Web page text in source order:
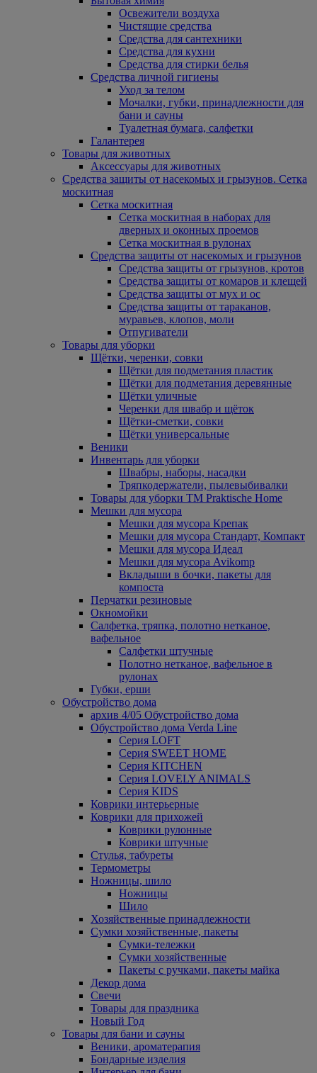
Освежители воздуха
Чистящие средства
Средства для сантехники
Средства для кухни
Средства для стирки белья
Средства личной гигиены
Уход за телом
Мочалки, губки, принадлежности для
бани и сауны
Туалетная бумага, салфетки
Галантерея
Товары для животных
Аксессуары для животных
Средства защиты от насекомых и грызунов. Сетка
москитная
Сетка москитная
Сетка москитная в наборах для
дверных и оконных проемов
Сетка москитная в рулонах
Средства защиты от насекомых и грызунов
Средства защиты от грызунов, кротов
Средства защиты от комаров и клещей
Средства защиты от мух и ос
Средства защиты от тараканов,
муравьев, клопов, моли
Отпугиватели
Товары для уборки
Щётки, черенки, совки
Щётки для подметания пластик
Щётки для подметания деревянные
Щётки уличные
Черенки для швабр и щёток
Щётки-сметки, совки
Щётки универсальные
Веники
Инвентарь для уборки
Швабры, наборы, насадки
Тряпкодержатели, пылевыбивалки
Товары для уборки ТМ Praktische Home
Мешки для мусора
Мешки для мусора Крепак
Мешки для мусора Стандарт, Компакт
Мешки для мусора Идеал
Мешки для мусора Avikomp
Вкладыши в бочки, пакеты для
компоста
Перчатки резиновые
Окномойки
Салфетка, тряпка, полотно нетканое,
вафельное
Салфетки штучные
Полотно нетканое, вафельное в
рулонах
Губки, ерши
Обустройство дома
архив 4/05 Обустройство дома
Обустройство дома Verda Line
Серия LOFT
Серия SWEET HOME
Серия KITCHEN
Серия LOVELY ANIMALS
Серия KIDS
Коврики интерьерные
Коврики для прихожей
Коврики рулонные
Коврики штучные
Стулья, табуреты
Термометры
Ножницы, шило
Ножницы
Шило
Хозяйственные принадлежности
Сумки хозяйственные, пакеты
Сумки-тележки
Сумки хозяйственные
Пакеты с ручками, пакеты майка
Декор дома
Свечи
Товары для праздника
Новый Год
Товары для бани и сауны
Веники, ароматерапия
Бондарные изделия